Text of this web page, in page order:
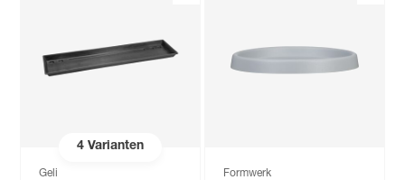
4Varianten
Geli Formwerk